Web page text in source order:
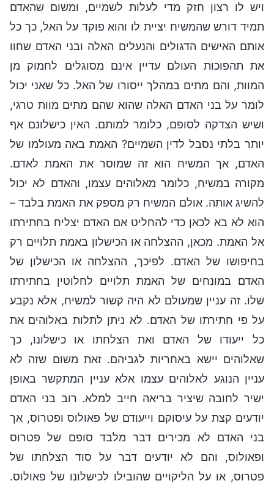
ויש לו רצון חזק מדי לעלות לשמיים, ומשום שהאדם
תמיד דורש שהמשיח יציית לו והוא פוקד על האל, כך כל
אותם האישים הדגולים והנעלים האלה ובני האדם שחוו
את תהפוכות העולם עדיין אינם מסוגלים לחמוק מן
המוות, והם מתים במהלך ייסורו של האל. כל שאני יכול
לומר על בני האדם האלה שהוא שהם מתים מוות טרגי,
ושיש הצדקה לסופם, כלומר למותם. האין כישלונם אף
יותר בלתי נסבל לדין השמיים? האמת באה מעולמו של
האדם, אך המשיח הוא זה שמוסר את האמת לאדם.
מקורה במשיח, כלומר מאלוהים עצמו, והאדם לא יכול
להשיג אותה. אולם המשיח רק מספק את האמת בלבד –
הוא לא בא לכאן כדי להחליט אם האדם יצליח בחתירתו
אל האמת. מכאן, ההצלחה או הכישלון באמת תלויים רק
בחיפושו של האדם. לפיכך, ההצלחה או הכישלון של
האדם במונחים של האמת תלויים לחלוטין בחתירתו
שלו. זה עניין שמעולם לא היה קשור למשיח, אלא נקבע
על פי חתירתו של האדם. לא ניתן לתלות באלוהים את
כל ייעודו של האדם ואת הצלחתו או כישלונו, כך
שאלוהים יישא באחריות לגביהם. זאת משום שזה לא
עניין הנוגע לאלוהים עצמו אלא עניין המתקשר באופן
ישיר לחובה שיציר בריאה חייב למלא. רוב בני האדם
יודעים קצת על עיסוקם וייעודם של פאולוס ופטרוס, אך
בני האדם לא מכירים דבר מלבד סופם של פטרוס
ופאולוס, והם לא יודעים דבר על סוד הצלחתו של
פטרוס, או על הליקויים שהובילו לכישלונו של פאולוס.